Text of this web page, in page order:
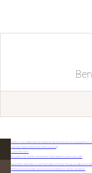
ANUNȚ cu rezultatul selecției dosarelor de înscriere la concursul pentru
CULTURA TRADIȚIONALĂ DIN JUDEȚUL CLUJ (3)
ZILELE RECOLTEI
DECLARAȚII DE AVERE ȘI INTERESE OVIDIU BARTEȘ pentru anul 2021
Maria Peter, Maria Marcu, Iulia Pop-Szabo şi Felician Fărcaşu se alătură
FESTIVALULUI NAŢIONAL DE MUZICĂ LĂUTĂREASCĂ VECHE ZAVAIDOC